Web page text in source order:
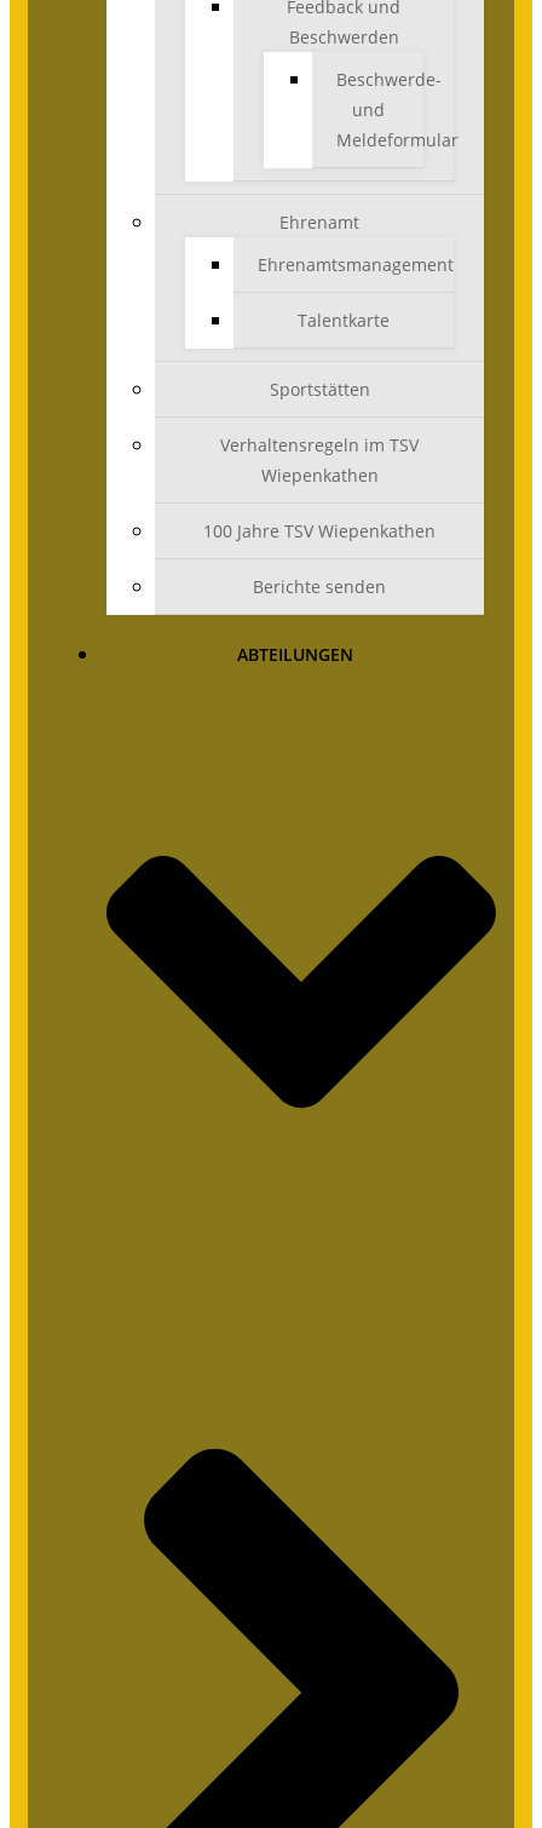
Feedback und
Beschwerden
Beschwerde-
und
Meldeformular
Ehrenamt
Ehrenamtsmanagement
Talentkarte
Sportstätten
Verhaltensregeln im TSV
Wiepenkathen
100 Jahre TSV Wiepenkathen
Berichte senden
ABTEILUNGEN